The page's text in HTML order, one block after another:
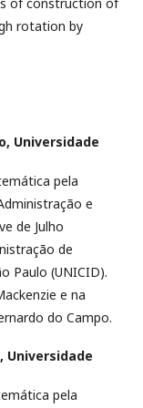
rotation by
Universidade
pela
e
de Julho
de
Paulo (UNICID).
e na
do Campo.
Universidade
pela